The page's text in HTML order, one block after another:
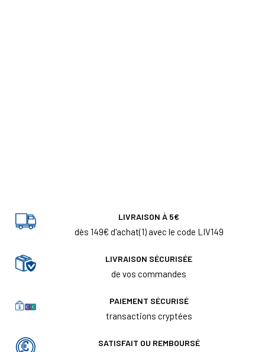
LIVRAISON À 5€
dès 149€ d'achat(1) avec le code LIV149
LIVRAISON SÉCURISÉE
de vos commandes
PAIEMENT SÉCURISÉ
transactions cryptées
SATISFAIT OU REMBOURSÉ